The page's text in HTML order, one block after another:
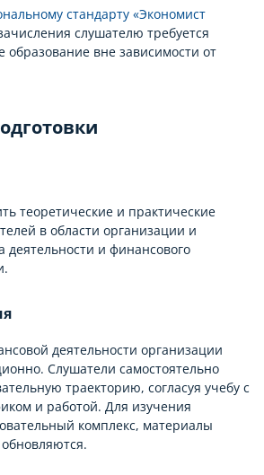
стандарту «Экономист
слушателю требуется
вне зависимости от
теоретические и практические
в области организации и
деятельности и финансового
деятельности организации
Слушатели самостоятельно
траекторию, согласуя учебу с
и работой. Для изучения
комплекс, материалы